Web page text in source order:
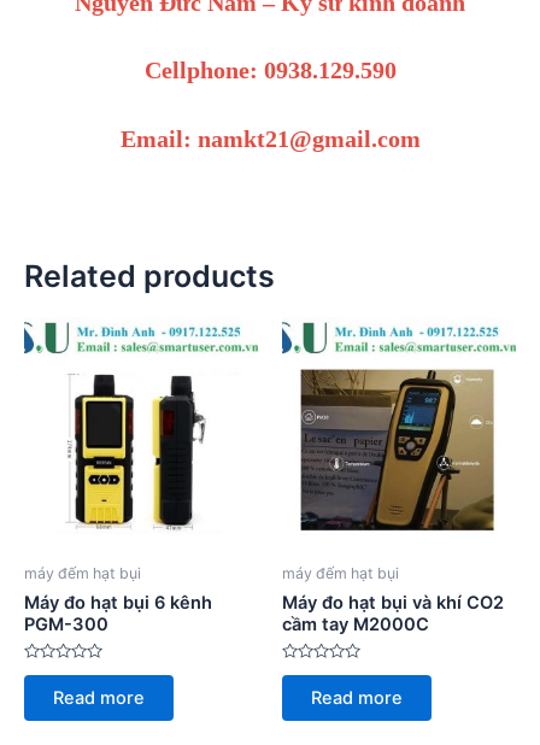
Cellphone: 0938.129.590
Email: namkt21@gmail.com
Related products
máy đếm hạt bụi
Máy đo hạt bụi 6 kênh
PGM-300
Rated
of
Read more
máy đếm hạt bụi
Máy đo hạt bụi và khí CO2
cầm tay M2000C
Rated
of
Read more